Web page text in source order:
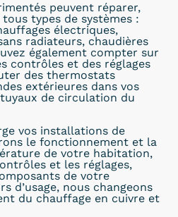
peuvent réparer,
types de systèmes :
électriques,
radiateurs, chaudières
également compter sur
contrôles et des réglages
des thermostats
extérieures dans vos
de circulation du
vos installations de
le fonctionnement et la
de votre habitation,
et les réglages,
de votre
d’usage, nous changeons
du chauffage en cuivre et